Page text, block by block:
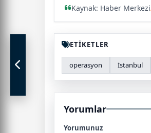
Kaynak: Haber Merkezi
ETİKETLER
operasyon İstanbul
Yorumlar
Yorumunuz